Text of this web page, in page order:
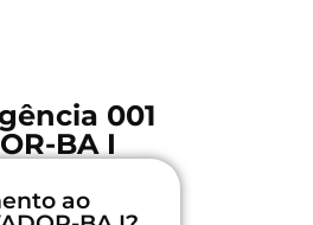
001
BA I
ao